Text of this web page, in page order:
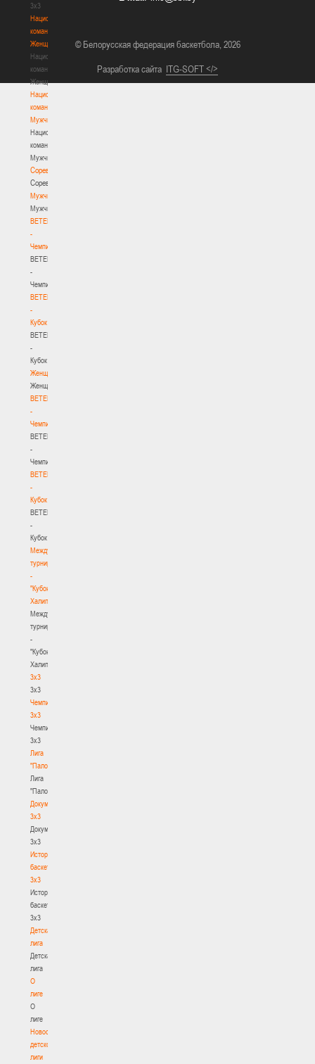
3х3
Национальная
команда.
Женщины
Национальная
команда.
Женщины
Национальная
команда.
Мужчины
Национальная
команда.
Мужчины
Соревнования
Соревнования
Мужчины
Мужчины
BETERA
-
Чемпионат
BETERA
-
Чемпионат
BETERA
-
Кубок
BETERA
-
Кубок
Женщины
Женщины
BETERA
-
Чемпионат
BETERA
-
Чемпионат
BETERA
-
Кубок
BETERA
-
Кубок
Международный
турнир
-
"Кубок
Халипского"
Международный
турнир
-
"Кубок
Халипского"
3x3
3x3
Чемпионат
3х3
Чемпионат
3х3
Лига
"Палова"
Лига
"Палова"
Документы
3х3
Документы
3х3
История
баскетбола
3х3
История
баскетбола
3х3
Детская
лига
Детская
лига
О
лиге
О
лиге
Новости
детской
лиги
© Белорусская федерация баскетбола, 2026
Разработка сайта ITG-SOFT </>